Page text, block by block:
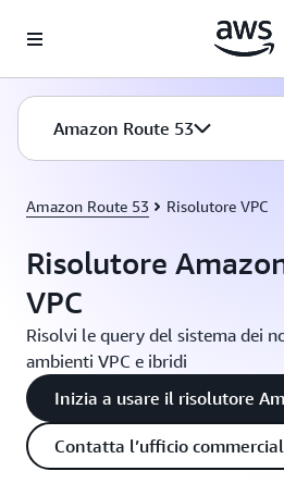
Amazon Route 53
Amazon Route 53 Risolutore VPC
Risolutore
VPC
Risolvi le query del sistema dei
ambienti VPC e ibridi
Inizia a usare il risolutore
Contatta l’ufficio